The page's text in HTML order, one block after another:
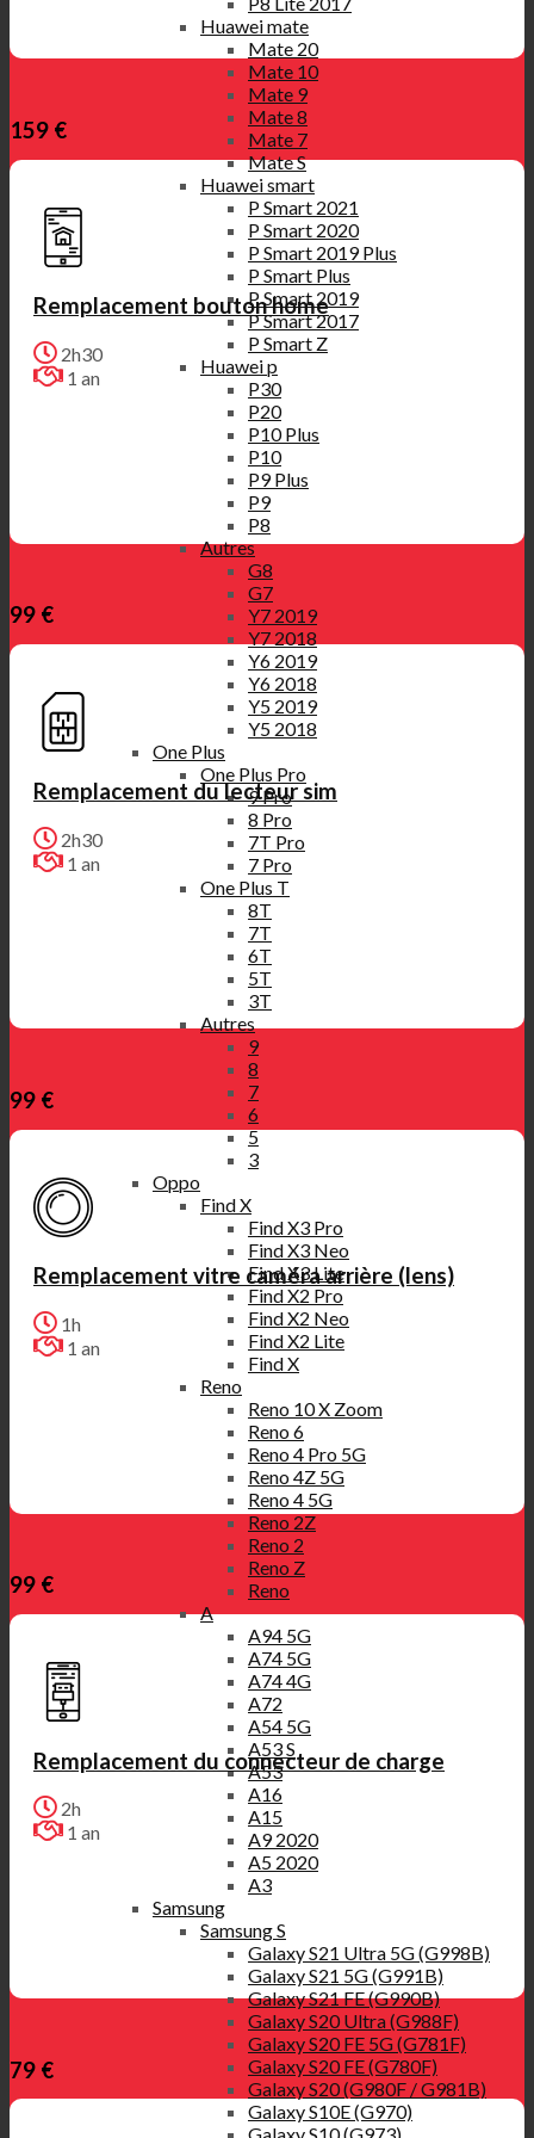
Huawei mate
Mate 20
Mate 10
Mate 9
Mate 8
Mate 7
Mate S
Huawei smart
P Smart 2021
P Smart 2020
P Smart 2019 Plus
P Smart Plus
P Smart 2019
P Smart 2017
P Smart Z
Huawei p
P30
P20
P10 Plus
P10
P9 Plus
P9
P8
Autres
G8
G7
Y7 2019
Y7 2018
Y6 2019
Y6 2018
Y5 2019
Y5 2018
One Plus
One Plus Pro
9 Pro
8 Pro
7T Pro
7 Pro
One Plus T
8T
7T
6T
5T
3T
Autres
9
8
7
6
5
3
Oppo
Find X
Find X3 Pro
Find X3 Neo
Find X3 Lite
Find X2 Pro
Find X2 Neo
Find X2 Lite
Find X
Reno
Reno 10 X Zoom
Reno 6
Reno 4 Pro 5G
Reno 4Z 5G
Reno 4 5G
Reno 2Z
Reno 2
Reno Z
Reno
A
A94 5G
A74 5G
A74 4G
A72
A54 5G
A53 S
A53
A16
A15
A9 2020
A5 2020
A3
Samsung
Samsung S
Galaxy S21 Ultra 5G (G998B)
Galaxy S21 5G (G991B)
Galaxy S21 FE (G990B)
Galaxy S20 Ultra (G988F)
Galaxy S20 FE 5G (G781F)
Galaxy S20 FE (G780F)
Galaxy S20 (G980F / G981B)
Galaxy S10E (G970)
159 €
Remplacement bouton home
2h30
1 an
99 €
Remplacement du lecteur sim
2h30
1 an
99 €
Remplacement vitre caméra arrière (lens)
1h
1 an
99 €
Remplacement du connecteur de charge
2h
1 an
79 €